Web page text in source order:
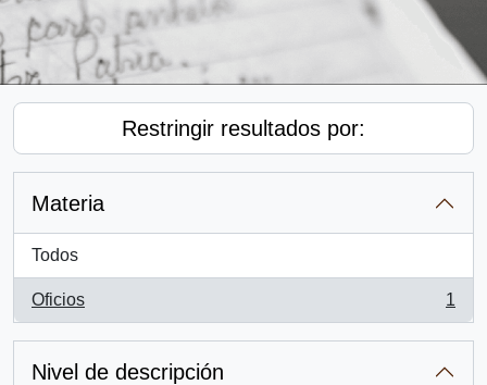
Restringir resultados por:
Materia
Todos
Oficios
, 1 resultados
1
Nivel de descripción